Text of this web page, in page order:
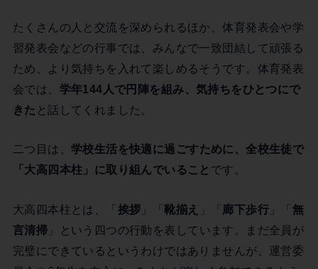
たくさんの人と交流を深められるほか、体育発表会や学
習発表会などの行事では、みんなで一致団結して頑張る
ため、より気持ちを入れて楽しめるそうです。体育発表
会では、 学年144人で円陣を組み、気持ちをひとつにで
きた と話してくれました。
二つ目は、 学校生活を快適に過ごすために、全校生徒で
「大高四本柱」に取り組んでいること です。
大高四本柱とは、「挨拶 」「靴揃え 」「 廊下歩行 」「無
言清掃 」という四つの行動を表しています。まだ全員が
完璧にできているというわけではありませんが、運営委